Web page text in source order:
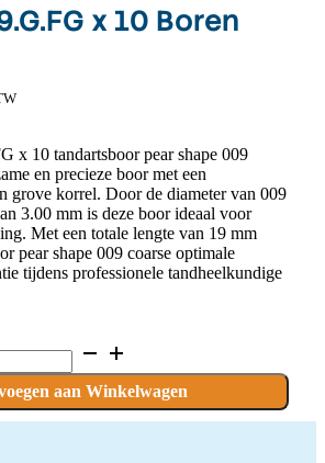
x 10 Boren
x 10 tandartsboor pear shape 009
en precieze boor met een
grove korrel. Door de diameter van 009
3.00 mm is deze boor ideaal voor
Met een totale lengte van 19 mm
pear shape 009 coarse optimale
tijdens professionele tandheelkundige
aan Winkelwagen